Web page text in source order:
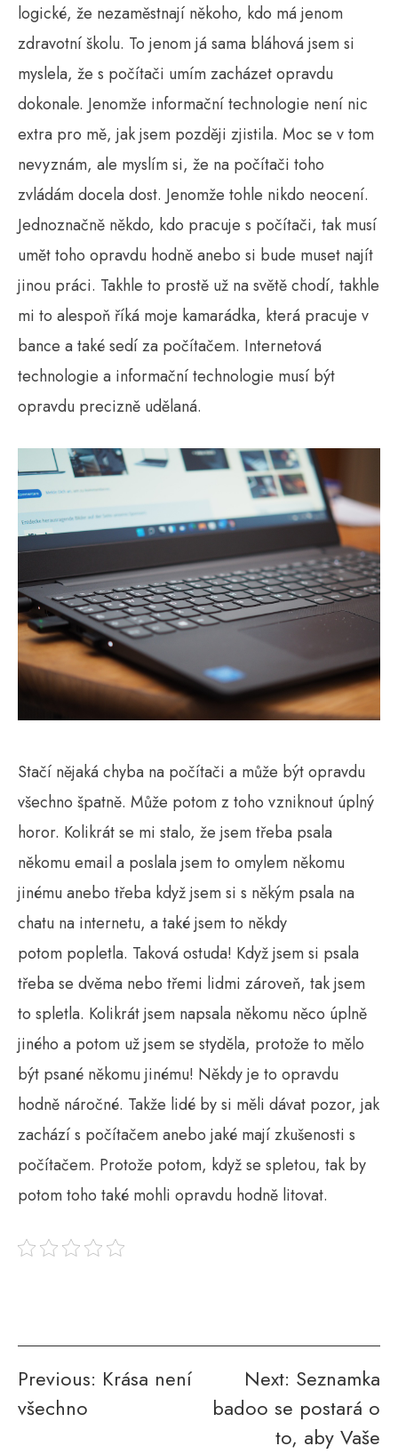
logické, že nezaměstnají někoho, kdo má jenom
zdravotní školu. To jenom já sama bláhová jsem si
myslela, že s počítači umím zacházet opravdu
dokonale. Jenomže informační technologie není nic
extra pro mě, jak jsem později zjistila. Moc se v tom
nevyznám, ale myslím si, že na počítači toho
zvládám docela dost. Jenomže tohle nikdo neocení.
Jednoznačně někdo, kdo pracuje s počítači, tak musí
umět toho opravdu hodně anebo si bude muset najít
jinou práci. Takhle to prostě už na světě chodí, takhle
mi to alespoň říká moje kamarádka, která pracuje v
bance a také sedí za počítačem. Internetová
technologie a informační technologie musí být
opravdu precizně udělaná.
Stačí nějaká chyba na počítači a může být opravdu
všechno špatně. Může potom z toho vzniknout úplný
horor. Kolikrát se mi stalo, že jsem třeba psala
někomu email a poslala jsem to omylem někomu
jinému anebo třeba když jsem si s někým psala na
chatu na internetu, a také jsem to někdy
potom popletla. Taková ostuda! Když jsem si psala
třeba se dvěma nebo třemi lidmi zároveň, tak jsem
to spletla. Kolikrát jsem napsala někomu něco úplně
jiného a potom už jsem se styděla, protože to mělo
být psané někomu jinému! Někdy je to opravdu
hodně náročné. Takže lidé by si měli dávat pozor, jak
zachází s počítačem anebo jaké mají zkušenosti s
počítačem. Protože potom, když se spletou, tak by
potom toho také mohli opravdu hodně litovat.
Navigace
pro
Previous: Krása není
všechno
Next: Seznamka
badoo se postará o
to, aby Vaše